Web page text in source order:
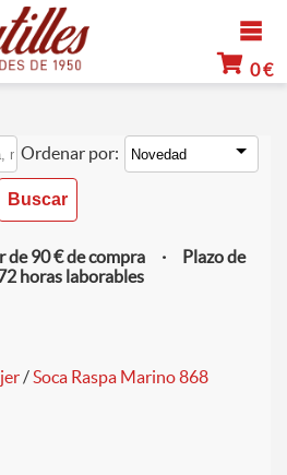
0 €
Ordenar por:
de 90 € de compra · Plazo de
horas laborables
/Soca Raspa Marino 868